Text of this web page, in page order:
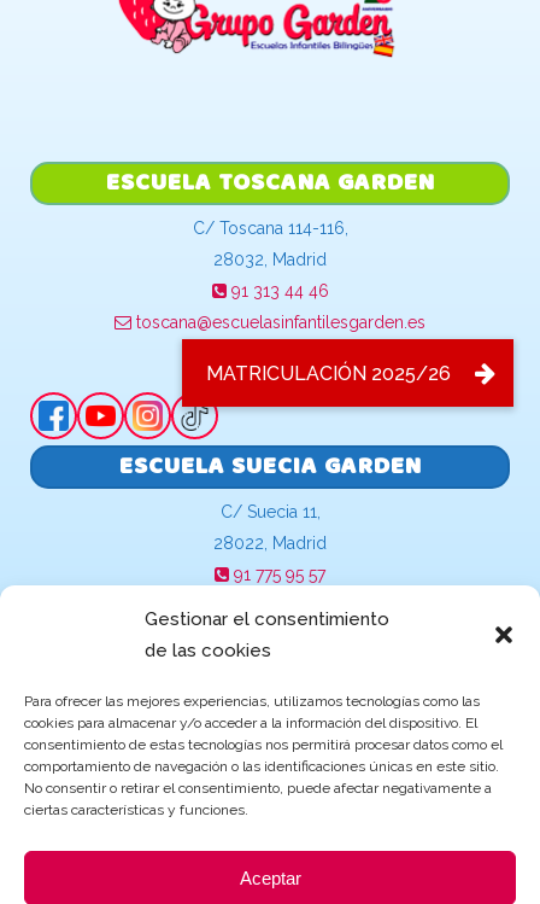
Gestionar el consentimiento
de las cookies
Para ofrecer las mejores experiencias, utilizamos tecnologías como las
cookies para almacenar y/o acceder a la información del dispositivo. El
consentimiento de estas tecnologías nos permitirá procesar datos como el
comportamiento de navegación o las identificaciones únicas en este sitio.
No consentir o retirar el consentimiento, puede afectar negativamente a
ciertas características y funciones.
Aceptar
ESCUELA TOSCANA GARDEN
C/ Toscana 114-116,
28032, Madrid
91 313 44 46
toscana@escuelasinfantilesgarden.es
ESCUELA SUECIA GARDEN
C/ Suecia 11,
28022, Madrid
91 775 95 57
Becas y ayudas de Educación